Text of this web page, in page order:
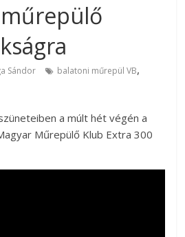
műrepülő
Sándor balatoni műrepül VB,
a múlt hét végén a
Műrepülő Klub Extra 300